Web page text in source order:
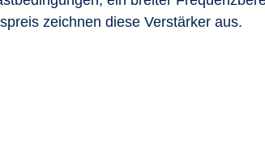
zeichnen diese Verstärker aus.